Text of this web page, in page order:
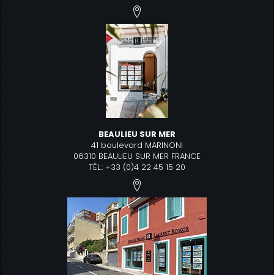
BEAULIEU SUR MER
41 boulevard MARINONI
06310 BEAULIEU SUR MER FRANCE
TÉL.: +33 (0)4 22 45 15 20